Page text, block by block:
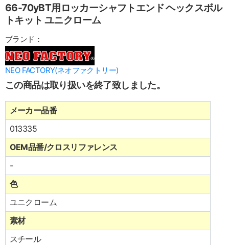
66-70yBT用ロッカーシャフトエンド ヘックスボル
トキット ユニクローム
ブランド：
NEO FACTORY(ネオファクトリー)
この商品は取り扱いを終了致しました。
メーカー品番
013335
OEM品番/クロスリファレンス
-
色
ユニクローム
素材
スチール